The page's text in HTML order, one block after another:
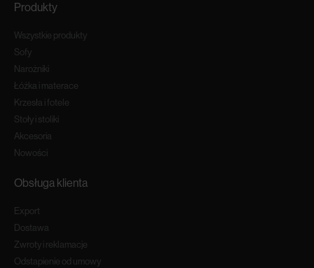
Produkty
Wszystkie produkty
Sofy
Narożniki
Łóżka i materace
Krzesła i fotele
Stoły i stoliki
Akcesoria
Nowości
Obsługa klienta
Export
Dostawa
Zwroty i reklamacje
Odstapienie od umowy